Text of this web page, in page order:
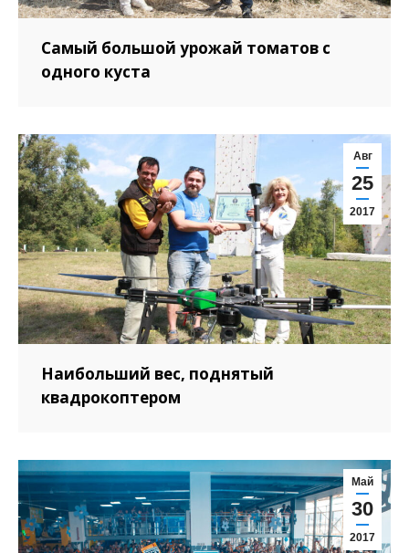
Самый большой урожай томатов с
одного куста
Авг
25
2017
Наибольший вес, поднятый
квадрокоптером
Май
30
2017